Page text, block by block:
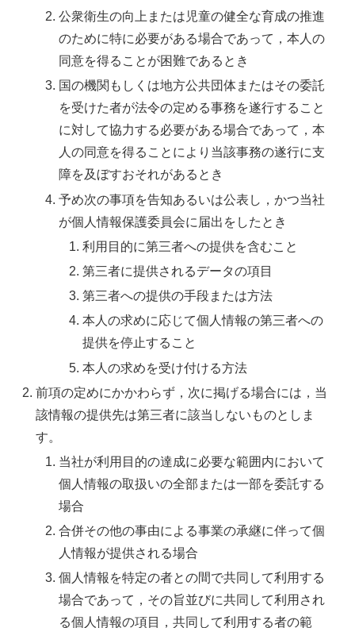
公衆衛生の向上または児童の健全な育成の推進
のために特に必要がある場合であって，本人の
同意を得ることが困難であるとき
国の機関もしくは地方公共団体またはその委託
を受けた者が法令の定める事務を遂行すること
に対して協力する必要がある場合であって，本
人の同意を得ることにより当該事務の遂行に支
障を及ぼすおそれがあるとき
予め次の事項を告知あるいは公表し，かつ当社
が個人情報保護委員会に届出をしたとき
利用目的に第三者への提供を含むこと
第三者に提供されるデータの項目
第三者への提供の手段または方法
本人の求めに応じて個人情報の第三者への
提供を停止すること
本人の求めを受け付ける方法
前項の定めにかかわらず，次に掲げる場合には，当
該情報の提供先は第三者に該当しないものとしま
す。
当社が利用目的の達成に必要な範囲内において
個人情報の取扱いの全部または一部を委託する
場合
合併その他の事由による事業の承継に伴って個
人情報が提供される場合
個人情報を特定の者との間で共同して利用する
場合であって，その旨並びに共同して利用され
る個人情報の項目，共同して利用する者の範